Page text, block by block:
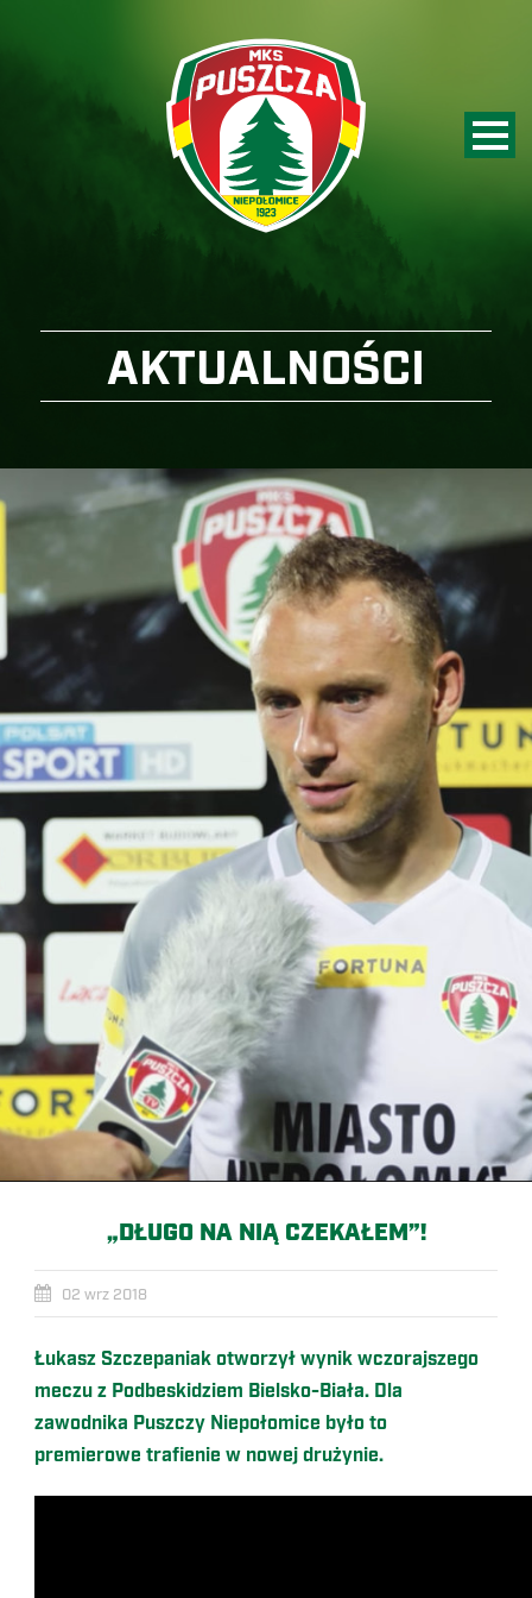
AKTUALNOŚCI
„DŁUGO NA NIĄ CZEKAŁEM”!
02 wrz 2018
Łukasz Szczepaniak otworzył wynik wczorajszego
meczu z Podbeskidziem Bielsko-Biała. Dla
zawodnika Puszczy Niepołomice było to
premierowe trafienie w nowej drużynie.